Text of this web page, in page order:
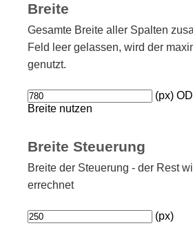
Breite
Gesamte Breite aller Spalten
Feld leer gelassen, wird der
genutzt.
(px)
Breite nutzen
Breite Steuerung
Breite der Steuerung - der Rest
errechnet
(px)